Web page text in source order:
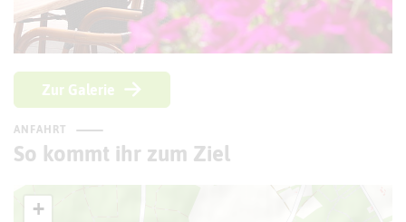
Zur Galerie
ANFAHRT
So kommt ihr zum Ziel
+